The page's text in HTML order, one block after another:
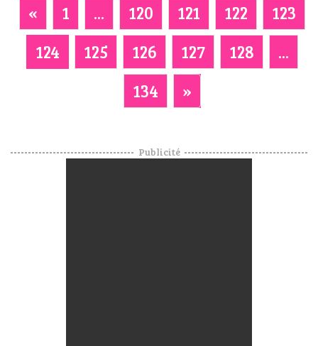
« 1 ... 120 121 122
123
124
125 126 127 128
...
134
»
Publicité